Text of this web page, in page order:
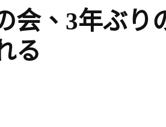
会、3年ぶり
る